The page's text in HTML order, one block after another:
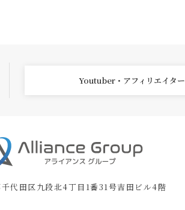
Youtuber・アフィリエイター
代田区九段北4丁目1番31号吉田ビル4階